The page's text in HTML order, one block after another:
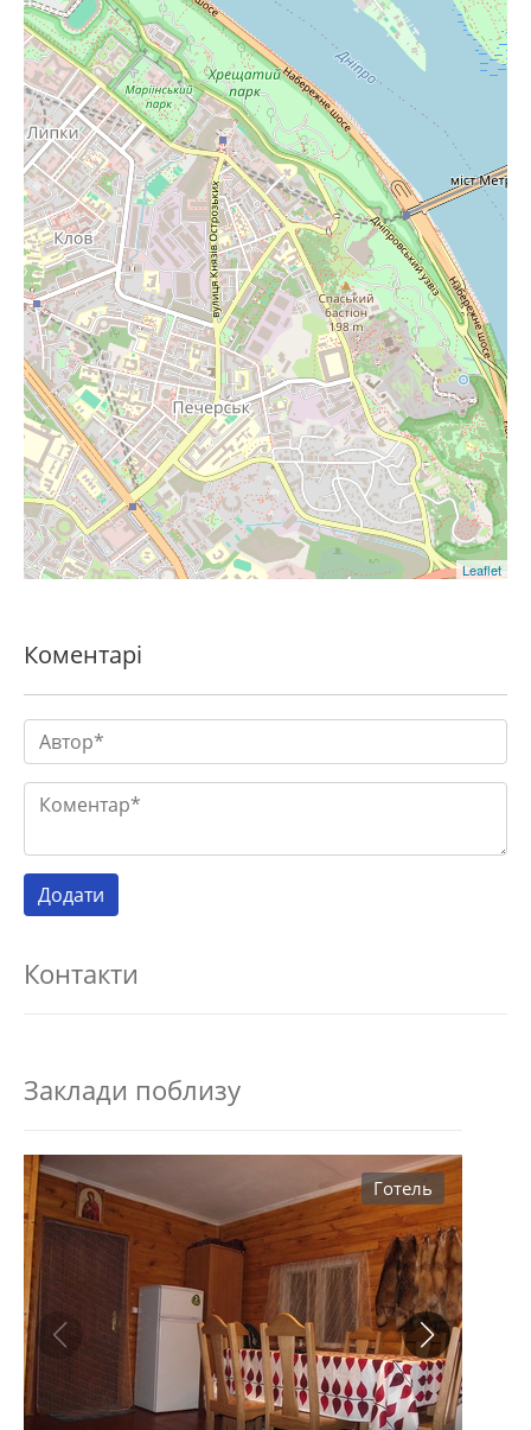
Leaflet
Коментарі
Контакти
Заклади поблизу
Готель